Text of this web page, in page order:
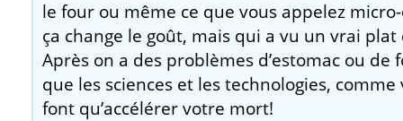
le four ou même ce que vous appelez
ça change le goût, mais qui a vu un vrai
Après on a des problèmes d’estomac ou
que les sciences et les technologies,
font qu’accélérer votre mort!